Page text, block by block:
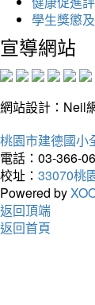
學生獎懲
宣導網站
網站設計：Neil
桃園市建德國小
電話：03-366-
校址： 33070桃
Powered by
返回頂端
返回首頁